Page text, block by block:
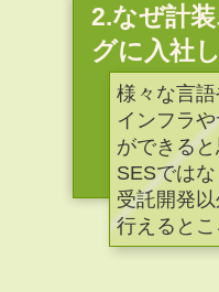
2.なぜ計
グに入社
様々な言
インフラ
ができると
SESではな
受託開発
行えるとこ